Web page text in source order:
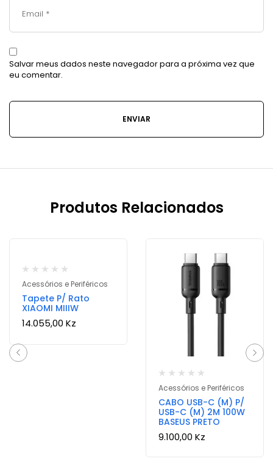
Salvar meus dados neste navegador para a próxima vez que
eu comentar.
Produtos Relacionados
Acessórios e Periféricos
Tapete P/ Rato
XIAOMI MIIIW
14.055,00 Kz
Acessórios e Periféricos
CABO USB-C (M) P/
USB-C (M) 2M 100W
BASEUS PRETO
9.100,00 Kz